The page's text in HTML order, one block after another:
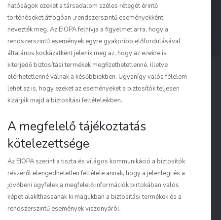
hatóságok ezeket a társadalom széles rétegét érintő
történéseket átfogóan „rendszerszintű eseményekként”
nevezték meg. Az EIOPA felhívja a figyelmet arra, hogy a
rendszerszintű események egyre gyakoribb előfordulásával
általános kockázatként jelenik meg az, hogy az ezekre is
kiterjedő biztosítási termékek megfizethetetlenné, illetve
elérhetetlenné válnak a későbbiekben. Ugyanígy valós félelem
lehet az is, hogy ezeket az eseményeket a biztosítók teljesen
kizárják majd a biztosítási feltételeikben.
A megfelelő tájékoztatás
kötelezettsége
Az EIOPA szerint a tiszta és világos kommunikáció a biztosítók
részéről elengedhetetlen feltétele annak, hogy a jelenlegi és a
jövőbeni ügyfelek a megfelelő információk birtokában valós
képet alakíthassanak ki magukban a biztosítási termékek és a
rendszerszintű események viszonyáról.